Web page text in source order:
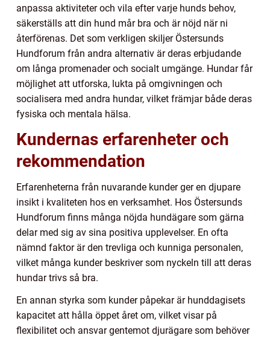
anpassa aktiviteter och vila efter varje hunds behov,
säkerställs att din hund mår bra och är nöjd när ni
återförenas. Det som verkligen skiljer Östersunds
Hundforum från andra alternativ är deras erbjudande
om långa promenader och socialt umgänge. Hundar får
möjlighet att utforska, lukta på omgivningen och
socialisera med andra hundar, vilket främjar både deras
fysiska och mentala hälsa.
Kundernas erfarenheter och
rekommendation
Erfarenheterna från nuvarande kunder ger en djupare
insikt i kvaliteten hos en verksamhet. Hos Östersunds
Hundforum finns många nöjda hundägare som gärna
delar med sig av sina positiva upplevelser. En ofta
nämnd faktor är den trevliga och kunniga personalen,
vilket många kunder beskriver som nyckeln till att deras
hundar trivs så bra.
En annan styrka som kunder påpekar är hunddagisets
kapacitet att hålla öppet året om, vilket visar på
flexibilitet och ansvar gentemot djurägare som behöver